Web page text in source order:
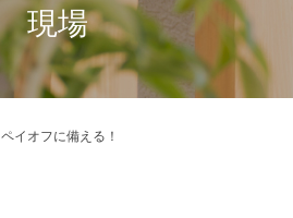
現場
ペイオフに備える！